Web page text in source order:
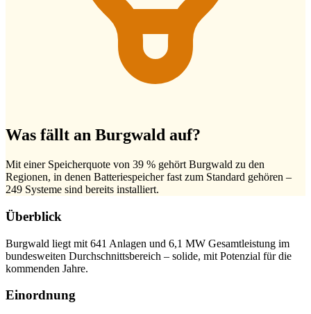
Was fällt an Burgwald auf?
Mit einer Speicherquote von 39 % gehört Burgwald zu den
Regionen, in denen Batteriespeicher fast zum Standard gehören –
249 Systeme sind bereits installiert.
Überblick
Burgwald liegt mit 641 Anlagen und 6,1 MW Gesamtleistung im
bundesweiten Durchschnittsbereich – solide, mit Potenzial für die
kommenden Jahre.
Einordnung